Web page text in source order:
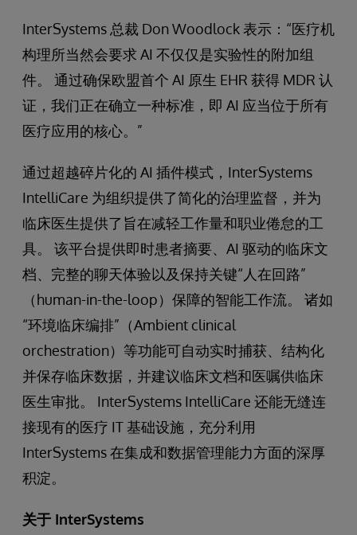
InterSystems 总裁 Don Woodlock 表示：“医疗机
构理所当然会要求 AI 不仅仅是实验性的附加组
件。 通过确保欧盟首个 AI 原生 EHR 获得 MDR 认
证，我们正在确立一种标准，即 AI 应当位于所有
医疗应用的核心。”
通过超越碎片化的 AI 插件模式，InterSystems
IntelliCare 为组织提供了简化的治理监督，并为
临床医生提供了旨在减轻工作量和职业倦怠的工
具。 该平台提供即时患者摘要、AI 驱动的临床文
档、完整的聊天体验以及保持关键“人在回路”
（human-in-the-loop）保障的智能工作流。 诸如
“环境临床编排”（Ambient clinical
orchestration）等功能可自动实时捕获、结构化
并保存临床数据，并建议临床文档和医嘱供临床
医生审批。 InterSystems IntelliCare 还能无缝连
接现有的医疗 IT 基础设施，充分利用
InterSystems 在集成和数据管理能力方面的深厚
积淀。
关于 InterSystems